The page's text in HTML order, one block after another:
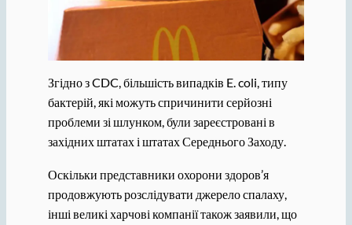
Згідно з CDC, більшість випадків E. coli, типу
бактерій, які можуть спричинити серйозні
проблеми зі шлунком, були зареєстровані в
західних штатах і штатах Середнього Заходу.
Оскільки представники охорони здоров’я
продовжують розслідувати джерело спалаху,
інші великі харчові компанії також заявили, що